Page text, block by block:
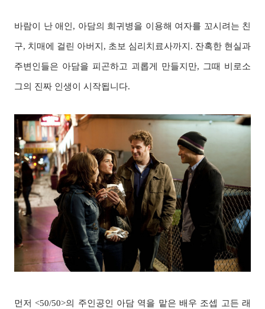
바람이 난 애인, 아담의 희귀병을 이용해 여자를 꼬시려는 친
구, 치매에 걸린 아버지, 초보 심리치료사까지. 잔혹한 현실과
주변인들은 아담을 피곤하고 괴롭게 만들지만, 그때 비로소
그의 진짜 인생이 시작됩니다.
먼저 <50/50>의 주인공인 아담 역을 맡은 배우 조셉 고든 래